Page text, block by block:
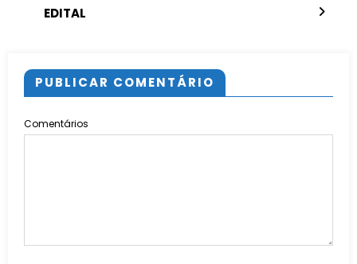
EDITAL
PUBLICAR COMENTÁRIO
Comentários